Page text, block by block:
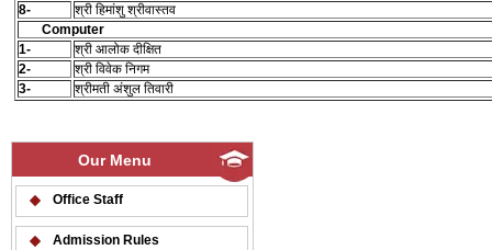
8-
श्री हिमांशु श्रीवास्तव
Computer
1-
श्री आलोक दीक्षित
2-
श्री विवेक निगम
3-
श्रीमती अंशुल तिवारी
Our Menu
Office Staff
Admission Rules